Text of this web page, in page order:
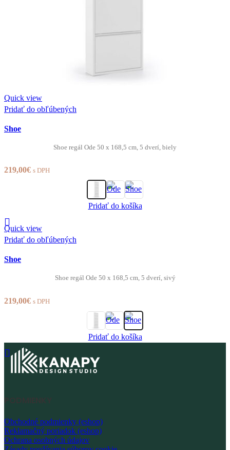
Quick view
Pridať do obľúbených
Shoe
Shoe regál Ode 50 x 168,5 cm, 5 dverí, biely
219,00€ s DPH
Pridať do košíka
Quick view
Pridať do obľúbených
Shoe
Shoe regál Ode 50 x 168,5 cm, 5 dverí, sivý
219,00€ s DPH
Pridať do košíka
PODMIENKY
Obchodné podmienky (eshop)
Reklamačný poriadok (eshop)
Ochrana osobných údajov